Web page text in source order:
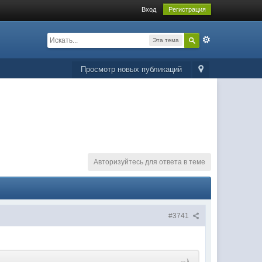
Вход Регистрация
Эта тема
Просмотр новых публикаций
Авторизуйтесь для ответа в теме
#3741